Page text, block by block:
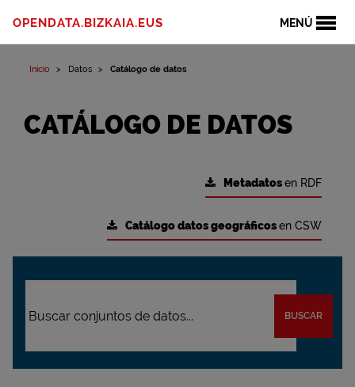
MENÚ
OPENDATA.BIZKAIA.EUS
Inicio Datos Catálogo de datos
CATÁLOGO DE DATOS
Metadatosen RDF
Catálogo datos geográficosen CSW
BUSCAR